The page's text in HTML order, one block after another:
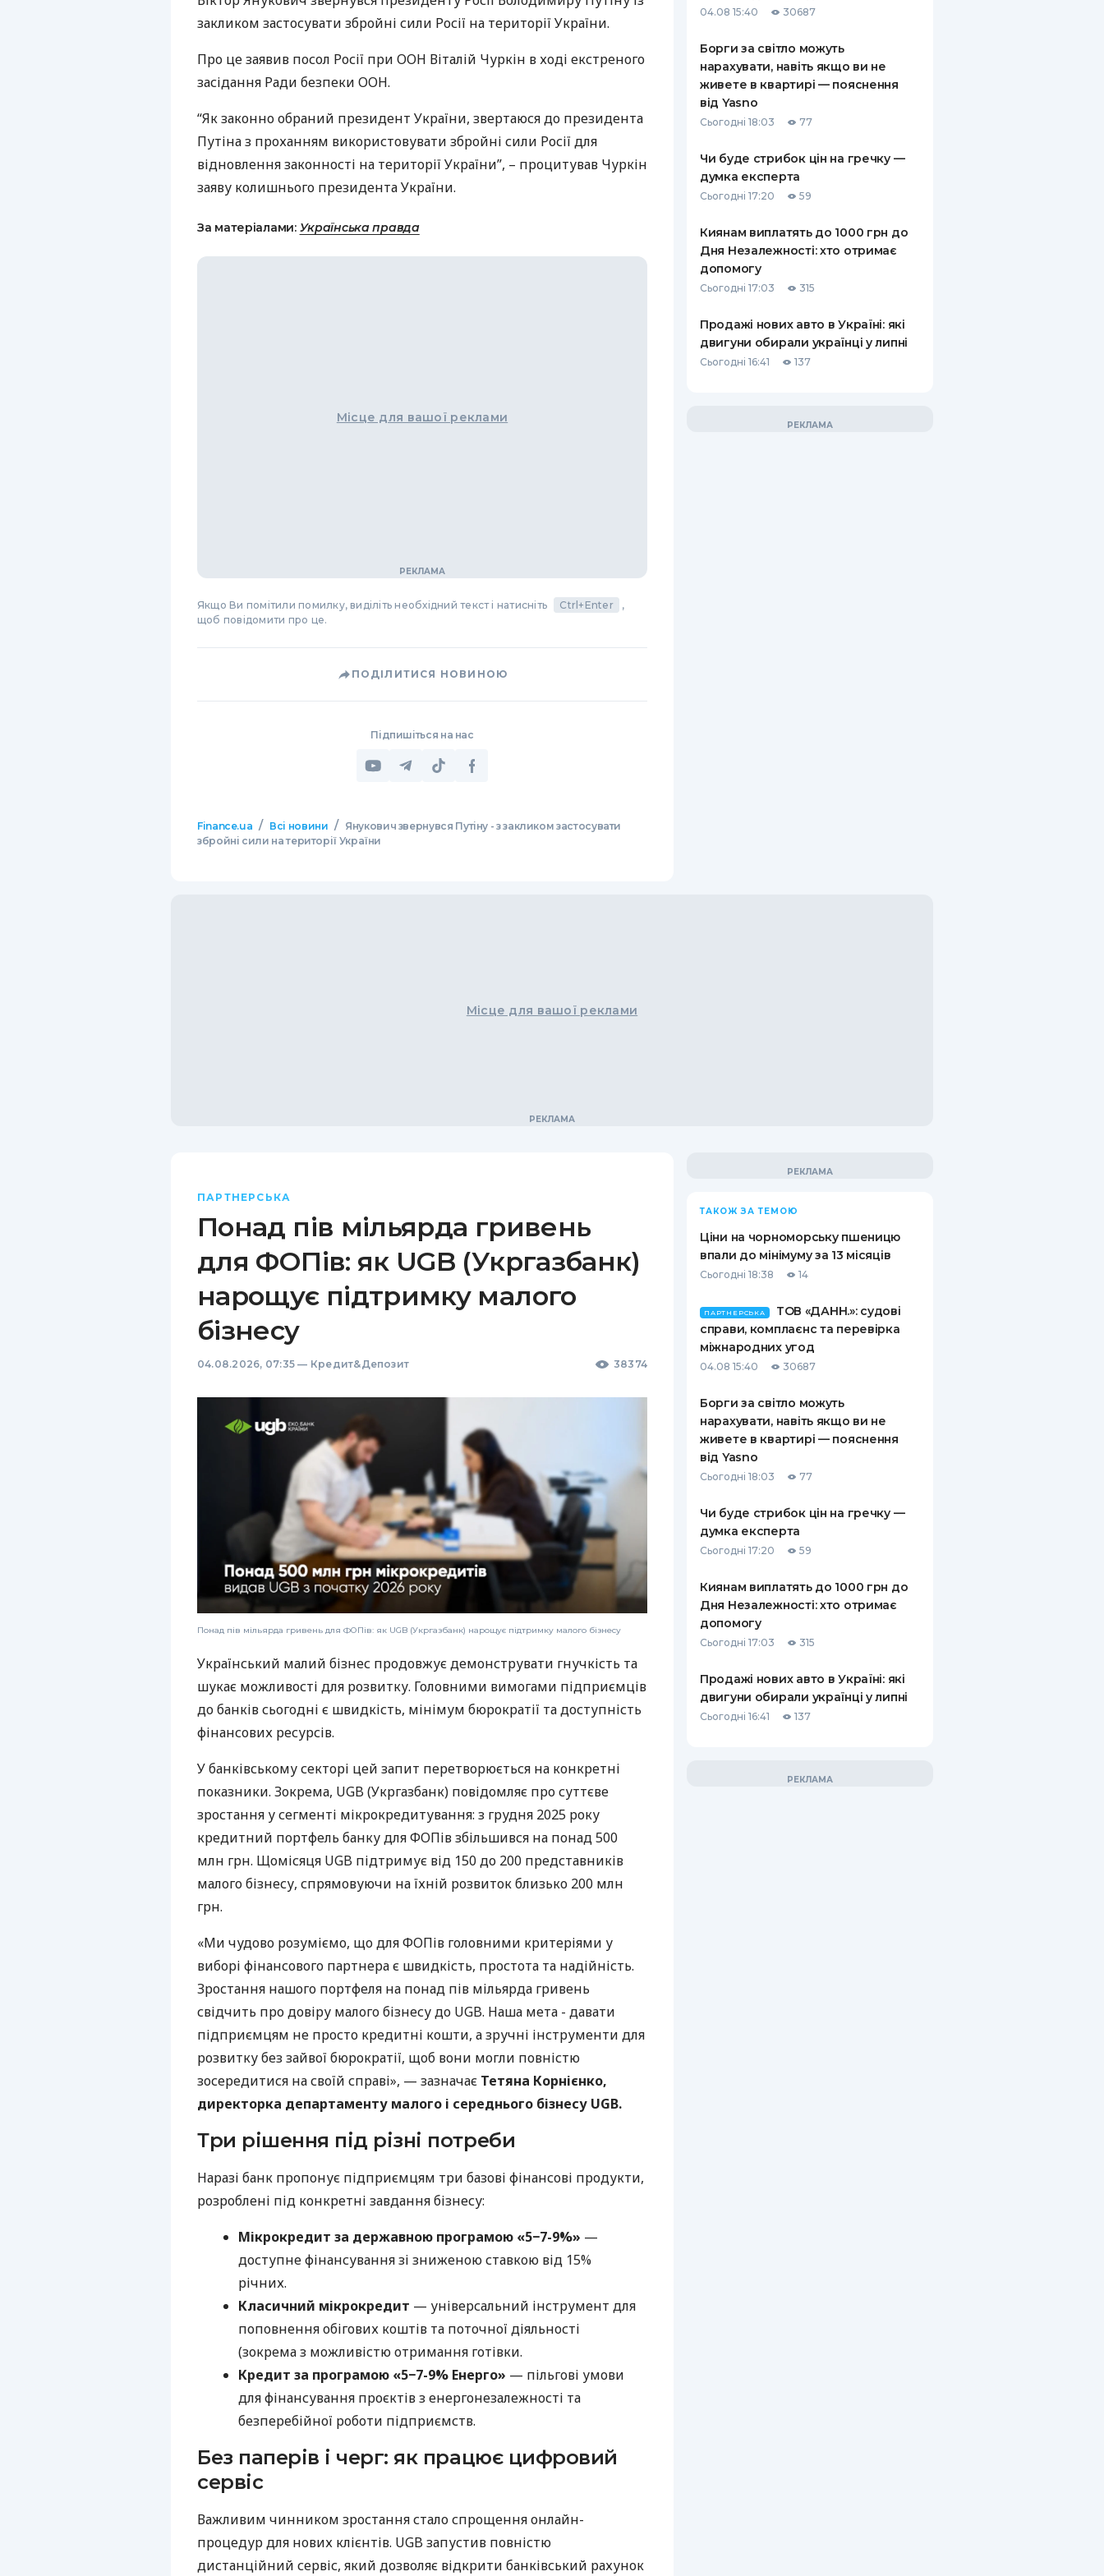
РЕЙТИНГ ДЕБЕТОВИХ
ПУТІВНИКИ ПО
БАНКІВСЬКИХ КАРТКАХ
ВСІ СТРАХОВІ ПОЛІСИ
СТРАХОВІ КОМПАНІЇ
КОМПАНІЇ
ДОСТАВКА І ОПЛАТА
закликом застосувати збройні сили Росії на території України.
Про це заявив посол Росії при ООН Віталій Чуркін в ході екстреного
засідання Ради безпеки ООН.
“Як законно обраний президент України, звертаюся до президента
Путіна з проханням використовувати збройні сили Росії для
відновлення законності на території України”, – процитував Чуркін
заяву колишнього президента України.
За матеріалами: Українська правда
Місце для вашої реклами
Якщо Ви помітили помилку, виділіть необхідний текст і натисніть Ctrl+Enter
,
щоб повідомити про це.
ПОДІЛИТИСЯ НОВИНОЮ
Підпишіться на нас
Finance.ua / Всі новини / Янукович звернувся Путіну - з закликом застосувати
збройні сили на території України
04.08 15:40 30687
Борги за світло можуть
нарахувати, навіть якщо ви не
живете в квартирі — пояснення
від Yasno
Сьогодні 18:03 77
Чи буде стрибок цін на гречку —
думка експерта
Сьогодні 17:20 59
Киянам виплатять до 1000 грн до
Дня Незалежності: хто отримає
допомогу
Сьогодні 17:03 315
Продажі нових авто в Україні: які
двигуни обирали українці у липні
Сьогодні 16:41 137
Місце для вашої реклами
ПАРТНЕРСЬКА
Понад пів мільярда гривень
для ФОПів: як UGB (Укргазбанк)
нарощує підтримку малого
бізнесу
04.08.2026, 07:35 — Кредит&Депозит 38374
Понад пів мільярда гривень для ФОПів: як UGB (Укргазбанк) нарощує підтримку малого бізнесу
Український малий бізнес продовжує демонструвати гнучкість та
шукає можливості для розвитку. Головними вимогами підприємців
до банків сьогодні є швидкість, мінімум бюрократії та доступність
фінансових ресурсів.
У банківському секторі цей запит перетворюється на конкретні
показники. Зокрема, UGB (Укргазбанк) повідомляє про суттєве
зростання у сегменті мікрокредитування: з грудня 2025 року
кредитний портфель банку для ФОПів збільшився на понад 500
млн грн. Щомісяця UGB підтримує від 150 до 200 представників
малого бізнесу, спрямовуючи на їхній розвиток близько 200 млн
грн.
«Ми чудово розуміємо, що для ФОПів головними критеріями у
виборі фінансового партнера є швидкість, простота та надійність.
Зростання нашого портфеля на понад пів мільярда гривень
свідчить про довіру малого бізнесу до UGB. Наша мета - давати
підприємцям не просто кредитні кошти, а зручні інструменти для
розвитку без зайвої бюрократії, щоб вони могли повністю
зосередитися на своїй справі», — зазначає Тетяна Корнієнко,
директорка департаменту малого і середнього бізнесу UGB.
Три рішення під різні потреби
Наразі банк пропонує підприємцям три базові фінансові продукти,
розроблені під конкретні завдання бізнесу:
Мікрокредит за державною програмою «5−7-9%» —
доступне фінансування зі зниженою ставкою від 15%
річних.
Класичний мікрокредит — універсальний інструмент для
поповнення обігових коштів та поточної діяльності
(зокрема з можливістю отримання готівки.
Кредит за програмою «5−7-9% Енерго» — пільгові умови
для фінансування проєктів з енергонезалежності та
безперебійної роботи підприємств.
Без паперів і черг: як працює цифровий
сервіс
Важливим чинником зростання стало спрощення онлайн-
процедур для нових клієнтів. UGB запустив повністю
дистанційний сервіс, який дозволяє відкрити банківський рахунок
ТАКОЖ ЗА ТЕМОЮ
Ціни на чорноморську пшеницю
впали до мінімуму за 13 місяців
Сьогодні 18:38 14
ПАРТНЕРСЬКА
ТОВ «ДАНН.»: судові
справи, комплаєнс та перевірка
міжнародних угод
04.08 15:40 30687
Борги за світло можуть
нарахувати, навіть якщо ви не
живете в квартирі — пояснення
від Yasno
Сьогодні 18:03 77
Чи буде стрибок цін на гречку —
думка експерта
Сьогодні 17:20 59
Киянам виплатять до 1000 грн до
Дня Незалежності: хто отримає
допомогу
Сьогодні 17:03 315
Продажі нових авто в Україні: які
двигуни обирали українці у липні
Сьогодні 16:41 137